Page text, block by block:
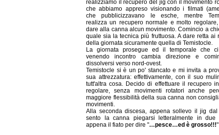
realizziamo il recupero del jig con il movimento
che abbiamo appreso visionando i filmati
che pubblicizzavano le esche, mentre
realizza un recupero normale e molto
dare alla canna alcun movimento. Comincio a
quale sia la tecnica più fruttuosa. A dare retta ai
della giornata sicuramente quella di Temistocle.
La giornata prosegue ed il temporale che
venendo incontro cambia direzione e
dissolversi verso nord-ovest.
Temistocle si è un po' stancato e mi invita a
sua attrezzatura: effettivamente, con il suo
tutt'altra cosa. Decido di effettuare il recupero
regolare, senza movimenti rotatori anche
maggiore flessibilità della sua canna non
movimenti.
Alla seconda discesa, appena sollevo il jig dal
sento la canna piegarsi letteralmente in
appena il fiato per dire "…pesce…ed è grosso!!!